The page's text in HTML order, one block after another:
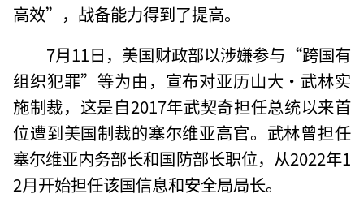
高效”，战备能力得到了提高。
7月11日，美国财政部以涉嫌参与“跨国有
组织犯罪”等为由，宣布对亚历山大·武林实
施制裁，这是自2017年武契奇担任总统以来首
位遭到美国制裁的塞尔维亚高官。武林曾担任
塞尔维亚内务部长和国防部长职位，从2022年1
2月开始担任该国信息和安全局局长。